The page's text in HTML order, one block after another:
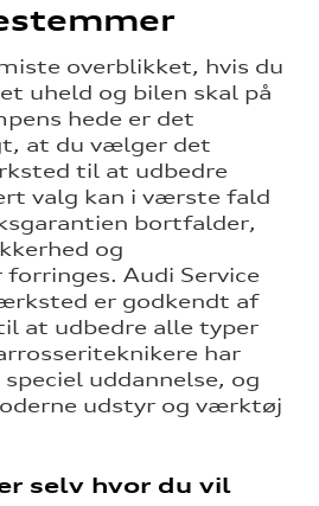
overblikket, hvis du
uheld og bilen skal på
hede er det
at du vælger det
til at udbedre
valg kan i værste fald
bortfalder,
og
forringes. Audi Service
er godkendt af
at udbedre alle typer
har
uddannelse, og
udstyr og værktøj
selv hvor du vil